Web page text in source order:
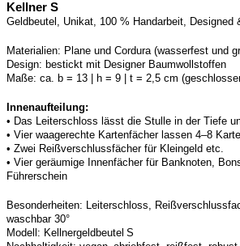
Kellner S
Geldbeutel, Unikat, 100 % Handarbeit, Designed
Materialien: Plane und Cordura (wasserfest und
Design: bestickt mit Designer Baumwollstoffen
Maße: ca. b = 13 | h = 9 | t = 2,5 cm
Innenaufteilung:
• Das Leiterschloss lässt die Stulle in der Tiefe
• Vier waagerechte Kartenfächer lassen 4–8
• Zwei Reißverschlussfächer für Kleingeld etc.
• Vier geräumige Innenfächer für Banknoten,
Führerschein
Besonderheiten: Leiterschloss,
waschbar 30°
Modell: Kellnergeldbeutel S